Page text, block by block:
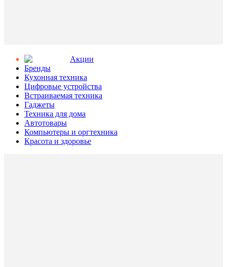
Aкции
Бренды
Кухонная техника
Цифровые устройства
Встраиваемая техника
Гаджеты
Техника для дома
Автотовары
Компьютеры и оргтехника
Красота и здоровье